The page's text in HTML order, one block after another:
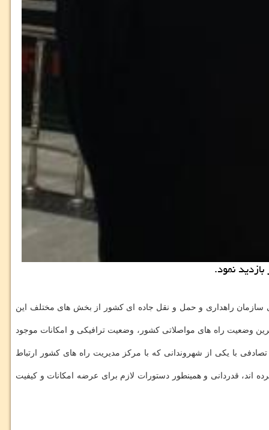
نمود.
سازمان راهداری و حمل و نقل جاده ای کشور از بخش های مختلف این
وضعیت راه های مواصلاتی کشور، وضعیت ترافیکی و امکانات موجود
عرضه خدمات رسانی سامانه گویا و اپلیکیشن ۱۴۱ بازدید و به صورت تصادفی با یکی از شهروندانی که با مرکز مدیریت راه های کشور ارتباط
قدردانی و همینطور دستورات لازم برای عرضه امکانات و کیفیت